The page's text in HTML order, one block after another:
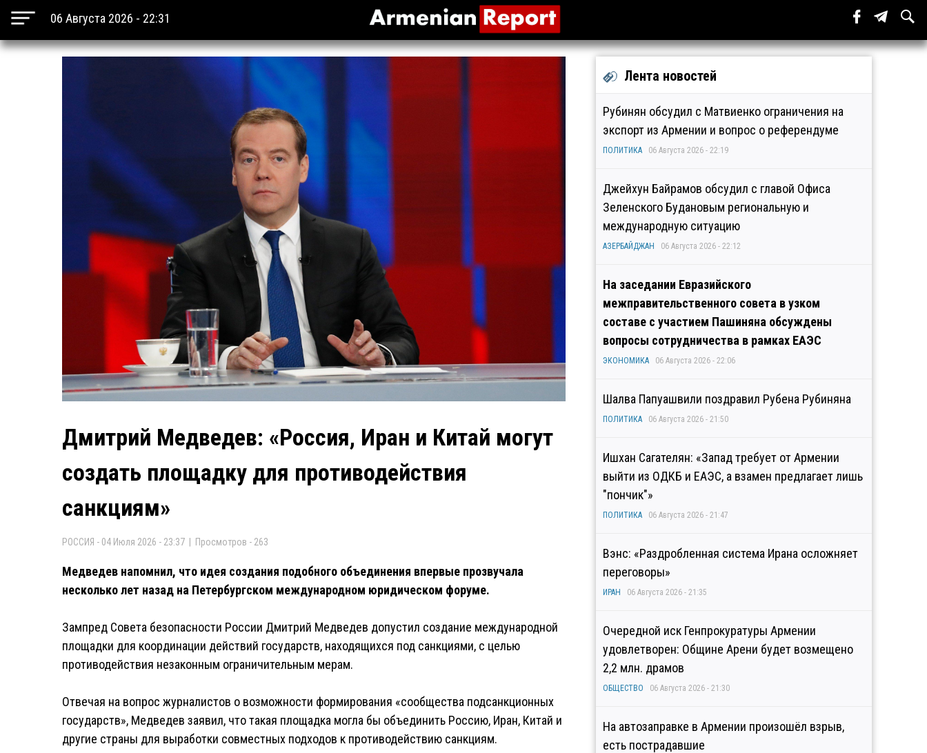
06 Августа 2026 - 22:31
Дмитрий Медведев: «Россия, Иран и Китай могут
создать площадку для противодействия
санкциям»
РОССИЯ - 04 Июля 2026 - 23:37 | Просмотров - 263
Медведев напомнил, что идея создания подобного объединения впервые прозвучала
несколько лет назад на Петербургском международном юридическом форуме.
Зампред Совета безопасности России Дмитрий Медведев допустил создание международной
площадки для координации действий государств, находящихся под санкциями, с целью
противодействия незаконным ограничительным мерам.
Отвечая на вопрос журналистов о возможности формирования «сообщества подсанкционных
государств», Медведев заявил, что такая площадка могла бы объединить Россию, Иран, Китай и
другие страны для выработки совместных подходов к противодействию санкциям.
Лента новостей
Рубинян обсудил с Матвиенко ограничения на
экспорт из Армении и вопрос о референдуме
ПОЛИТИКА 06 Августа 2026 - 22:19
Джейхун Байрамов обсудил с главой Офиса
Зеленского Будановым региональную и
международную ситуацию
АЗЕРБАЙДЖАН 06 Августа 2026 - 22:12
На заседании Евразийского
межправительственного совета в узком
составе с участием Пашиняна обсуждены
вопросы сотрудничества в рамках ЕАЭС
ЭКОНОМИКА 06 Августа 2026 - 22:06
Шалва Папуашвили поздравил Рубена Рубиняна
ПОЛИТИКА 06 Августа 2026 - 21:50
Ишхан Сагателян: «Запад требует от Армении
выйти из ОДКБ и ЕАЭС, а взамен предлагает лишь
"пончик"»
ПОЛИТИКА 06 Августа 2026 - 21:47
Вэнс: «Раздробленная система Ирана осложняет
переговоры»
ИРАН 06 Августа 2026 - 21:35
Очередной иск Генпрокуратуры Армении
удовлетворен: Общине Арени будет возмещено
2,2 млн. драмов
ОБЩЕСТВО 06 Августа 2026 - 21:30
На автозаправке в Армении произошёл взрыв,
есть пострадавшие